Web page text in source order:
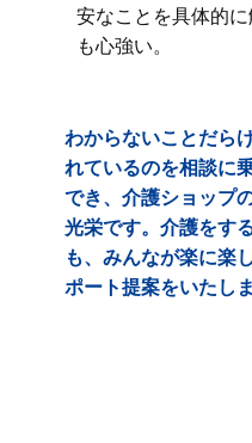
安なことを具体的
も心強い。
わからないことだら
れているのを相談に
でき、介護ショップ
光栄です。介護をす
も、みんなが楽に楽
ポート提案をいたしま